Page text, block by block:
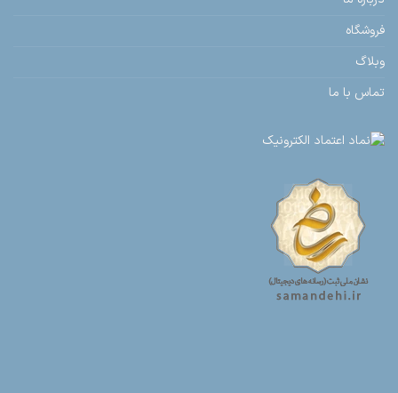
فروشگاه
وبلاگ
تماس با ما